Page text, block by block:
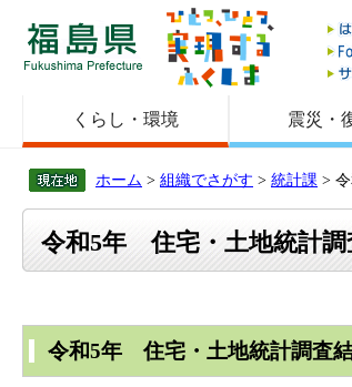
福島県
くらし・環境 震災・
ホーム > 組織でさがす > 統計課 >
令和5年 住宅・土地統計調
令和5年 住宅・土地統計調査